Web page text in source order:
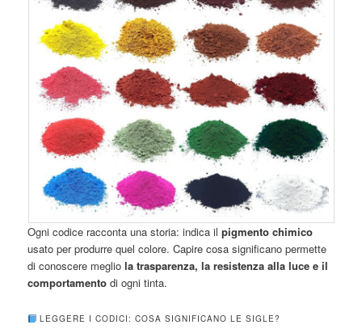
Ogni codice racconta una storia: indica ilpigmento chimico
usato per produrre quel colore. Capire cosa significano permette
di conoscere megliola trasparenza, la resistenza alla luce e il
comportamento di ogni tinta.
LEGGERE I CODICI: COSA SIGNIFICANO LE SIGLE?